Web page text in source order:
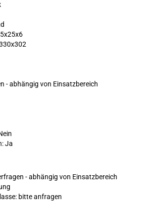
- abhängig von Einsatzbereich
Ja
- abhängig von Einsatzbereich
bitte anfragen